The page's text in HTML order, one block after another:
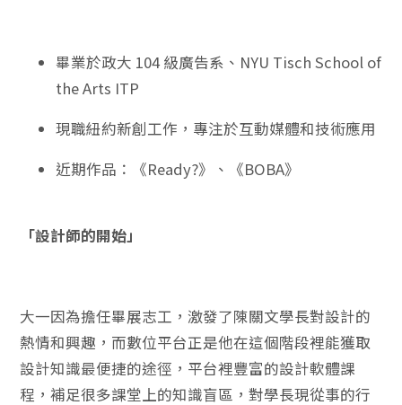
畢業於政大 104 級廣告系、NYU Tisch School of
the Arts ITP
現職紐約新創工作，專注於互動媒體和技術應用
近期作品：《Ready?》、《BOBA》
「設計師的開始」
大一因為擔任畢展志工，激發了陳關文學長對設計的
熱情和興趣，而數位平台正是他在這個階段裡能獲取
設計知識最便捷的途徑，平台裡豐富的設計軟體課
程，補足很多課堂上的知識盲區，對學長現從事的行